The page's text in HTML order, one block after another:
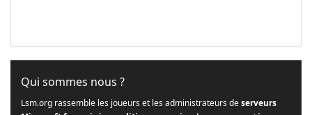
Qui sommes nous ?
Lsm.org rassemble les joueurs et les administrateurs deserveurs